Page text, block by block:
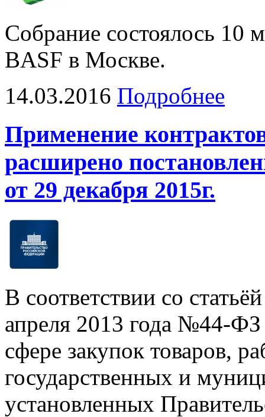
Собрание состоялось 10
BASF в Москве.
14.03.2016 Подробнее
Применение
расширено
от 29 декабря 2015г.
В соответствии со
апреля 2013 года №44-ФЗ
сфере закупок товаров,
государственных и
установленных